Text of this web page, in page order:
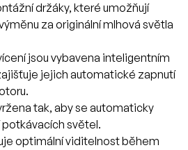
držáky, které umožňují
za originální mlhová světla
jsou vybavena inteligentním
jejich automatické zapnutí
tak, aby se automaticky
světel.
optimální viditelnost během